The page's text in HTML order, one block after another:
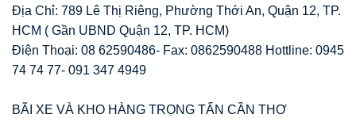
Địa Chỉ: 789 Lê Thị Riêng, Phường Thới An, Quận 12, TP.
HCM ( Gần UBND Quận 12, TP. HCM)
Điện Thoại: 08 62590486- Fax: 0862590488 Hottline: 0945
74 74 77- 091 347 4949
BÃI XE VÀ KHO HÀNG TRỌNG TẤN CẦN THƠ